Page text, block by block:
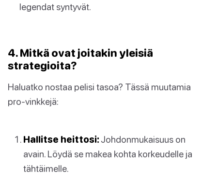
legendat syntyvät.
4. Mitkä ovat joitakin yleisiä
strategioita?
Haluatko nostaa pelisi tasoa? Tässä muutamia
pro-vinkkejä:
Hallitse heittosi: Johdonmukaisuus on
avain. Löydä se makea kohta korkeudelle ja
tähtäimelle.